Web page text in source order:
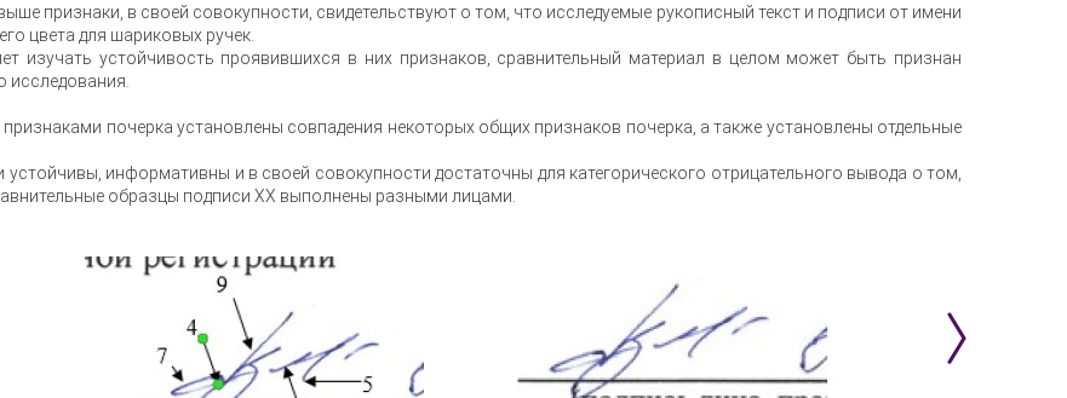
признаки, в своей совокупности, свидетельствуют о том, что исследуемые рукописный текст и подписи от имени
цвета для шариковых ручек.
изучать устойчивость проявившихся в них признаков, сравнительный материал в целом может быть признан
исследования.
почерка установлены совпадения некоторых общих признаков почерка, а также установлены отдельные
информативны и в своей совокупности достаточны для категорического отрицательного вывода о том,
образцы подписи ХХ выполнены разными лицами.